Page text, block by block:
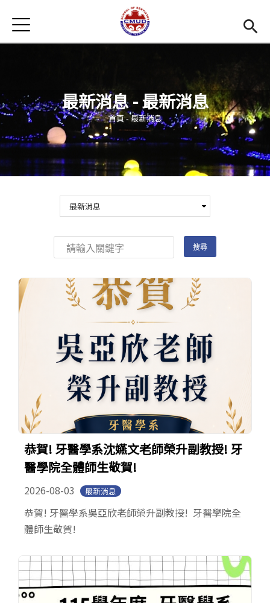
首頁
招生訊息
Open
系所簡介
Open
教學環境
Open
學生專區
English
(link is external)
Jump to Navigation
Jump to Main content
最新消息 - 最新消息
您在這裡
首頁-最新消息
恭賀! 牙醫學系沈嬿文老師榮升副教授! 牙
醫學院全體師生敬賀!
2026-08-03 最新消息
恭賀! 牙醫學系吳亞欣老師榮升副教授! 牙醫學院全
體師生敬賀!